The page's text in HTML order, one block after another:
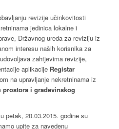
revizije učinkovitosti
jedinica lokalne i
Državnog ureda za reviziju iz
interesu naših korisnika za
zahtjevima revizije,
aplikacijeRegistar
na upravljanje nekretninama iz
i građevinskog
petak, 20.03.2015. godine su
upite za navedenu